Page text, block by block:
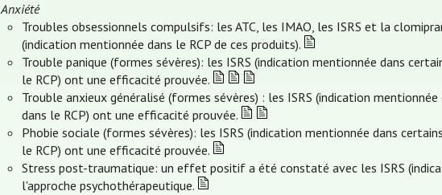
Anxiété
Troubles obsessionnels compulsifs: les ATC, les IMAO, les ISRS et la
(indication mentionnée dans le RCP de ces produits).
Trouble panique (formes sévères): les ISRS (indication mentionnée dans
le RCP) ont une efficacité prouvée.
Trouble anxieux généralisé (formes sévères) : les ISRS (indication
dans le RCP) ont une efficacité prouvée.
Phobie sociale (formes sévères): les ISRS (indication mentionnée dans
le RCP) ont une efficacité prouvée.
Stress post-traumatique: un effet positif a été constaté avec les ISRS
l'approche psychothérapeutique.